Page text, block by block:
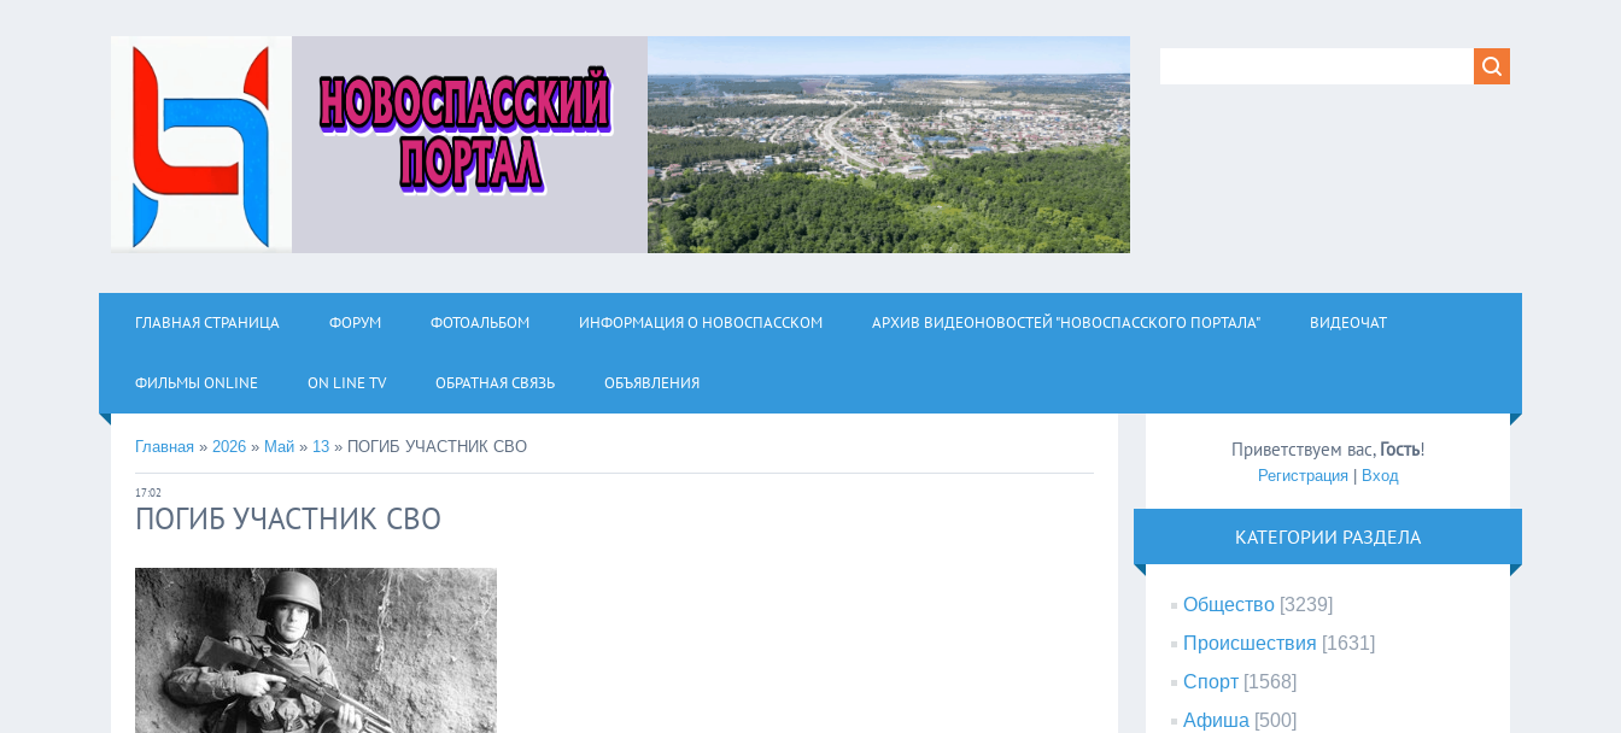
ГЛАВНАЯ СТРАНИЦА ФОРУМ ФОТОАЛЬБОМ ИНФОРМАЦИЯ О НОВОСПАССКОМ АРХИВ ВИДЕОНОВОСТЕЙ "НОВОСПАССКОГО ПОРТАЛА" ВИДЕОЧАТ
ФИЛЬМЫ ОNLINE ON LINE TV ОБРАТНАЯ СВЯЗЬ ОБЪЯВЛЕНИЯ
Главная » 2026 » Май » 13 » ПОГИБ УЧАСТНИК СВО
17:02
ПОГИБ УЧАСТНИК СВО
Приветствуем вас, Гость!
Регистрация| Вход
КАТЕГОРИИ РАЗДЕЛА
Общество [3239]
Происшествия [1631]
Спорт [1568]
Афиша [500]